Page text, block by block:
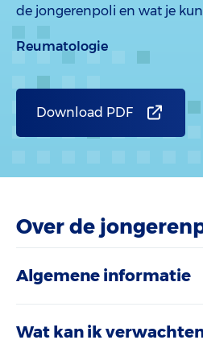
de jongerenpoli en wat je
Reumatologie
Download PDF
Over de
Algemene informatie
Wat kan ik